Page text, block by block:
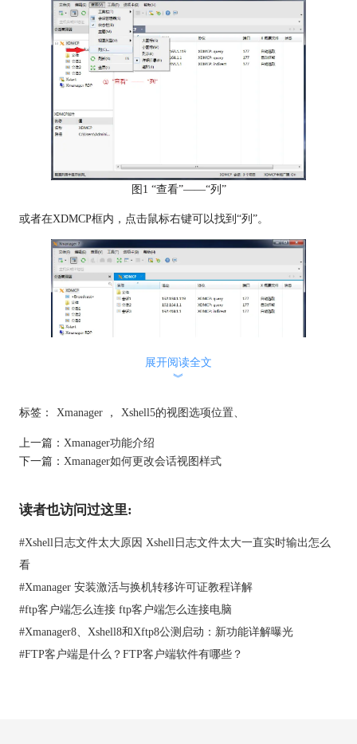
图1 “查看”——“列”
或者在XDMCP框内，点击鼠标右键可以找到“列”。
图2 右键选择“列”
以上两种方法都可以对“详细信息”样式下列的信息进行修改。根
第二步：对“列”进行修改。
片。
展开阅读全文
︾
标签： Xmanager ， Xshell5的视图选项位置、
上一篇： Xmanager功能介绍
下一篇： Xmanager如何更改会话视图样式
读者也访问过这里:
#Xshell日志文件太大原因 Xshell日志文件太大一直实时输出怎么
看
#Xmanager 安装激活与换机转移许可证教程详解
#ftp客户端怎么连接 ftp客户端怎么连接电脑
#Xmanager8、Xshell8和Xftp8公测启动：新功能详解曝光
#FTP客户端是什么？FTP客户端软件有哪些？